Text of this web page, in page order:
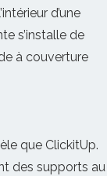
d’une
s’installe de
à couverture
que ClickitUp.
des supports au